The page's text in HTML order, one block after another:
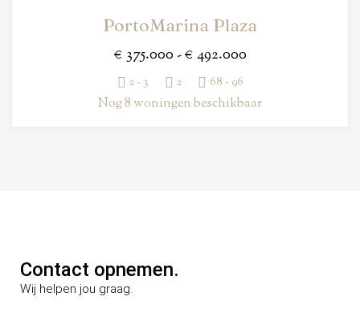
PortoMarina Plaza
€ 375.000 - € 492.000
2 - 3 2 68 - 96
Nog 8 woningen beschikbaar
Contact opnemen.
Wij helpen jou graag.